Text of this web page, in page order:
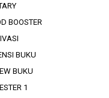
BOOSTER
BUKU
BUKU
1